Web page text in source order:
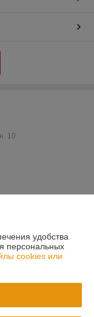
10
удобства
персональных
cookies или